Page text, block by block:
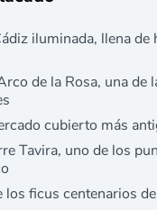
iluminada, llena de
de la Rosa, una de
cubierto más
Tavira, uno de los
los ficus centenarios